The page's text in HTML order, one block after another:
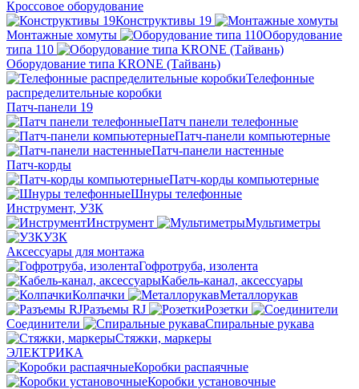
Кроссовое оборудование
Конструктивы 19
Монтажные хомуты
Оборудование
типа 110
Оборудование типа KRONE (Тайвань)
Телефонные
распределительные коробки
Патч-панели 19
Патч панели телефонные
Патч-панели компьютерные
Патч-панели настенные
Патч-корды
Патч-корды компьютерные
Шнуры телефонные
Инструмент, УЗК
Инструмент
Мультиметры
УЗК
Аксессуары для монтажа
Гофротруба, изолента
Кабель-канал, аксессуары
Колпачки
Металлорукав
Разъемы RJ
Розетки
Соединители
Спиральные рукава
Стяжки, маркеры
ЭЛЕКТРИКА
Коробки распаячные
Коробки установочные